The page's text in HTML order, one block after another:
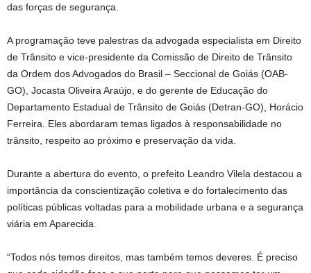
das forças de segurança.
A programação teve palestras da advogada especialista em Direito
de Trânsito e vice-presidente da Comissão de Direito de Trânsito
da Ordem dos Advogados do Brasil – Seccional de Goiás (OAB-
GO), Jocasta Oliveira Araújo, e do gerente de Educação do
Departamento Estadual de Trânsito de Goiás (Detran-GO), Horácio
Ferreira. Eles abordaram temas ligados à responsabilidade no
trânsito, respeito ao próximo e preservação da vida.
Durante a abertura do evento, o prefeito Leandro Vilela destacou a
importância da conscientização coletiva e do fortalecimento das
políticas públicas voltadas para a mobilidade urbana e a segurança
viária em Aparecida.
“Todos nós temos direitos, mas também temos deveres. É preciso